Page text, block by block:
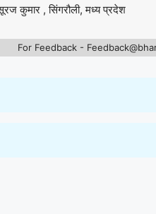
कुमार , सिंगरौली, मध्य प्रदेश
For Feedback -